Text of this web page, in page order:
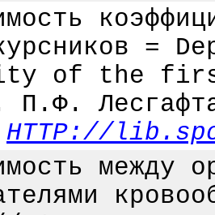
of the
П.Ф.
HTTP://
между